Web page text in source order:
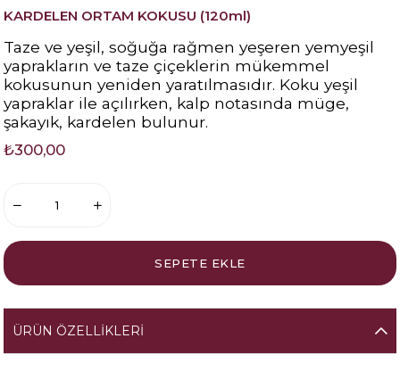
KARDELEN ORTAM KOKUSU (120ml)
Taze ve yeşil, soğuğa rağmen yeşeren yemyeşil
yaprakların ve taze çiçeklerin mükemmel
kokusunun yeniden yaratılmasıdır. Koku yeşil
yapraklar ile açılırken, kalp notasında müge,
şakayık, kardelen bulunur.
₺300,00
ÜRÜN ÖZELLIKLERI